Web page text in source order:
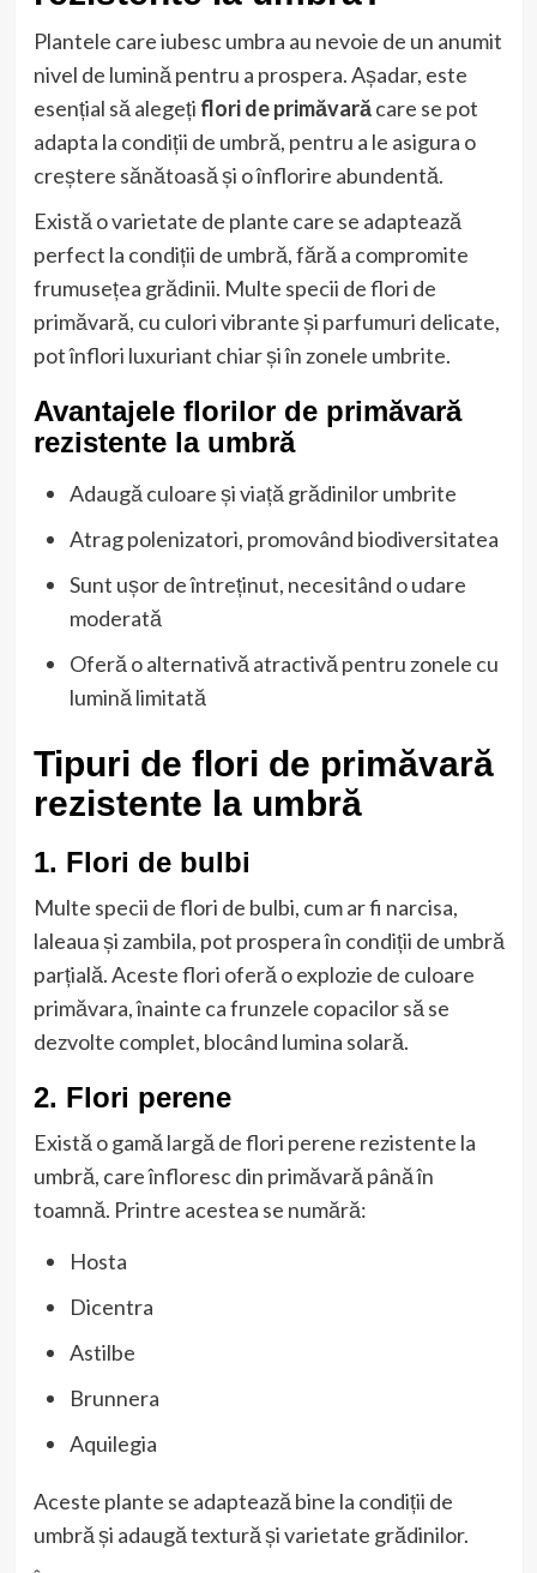
Plantele care iubesc umbra au nevoie de un anumit
nivel de lumină pentru a prospera. Așadar, este
esențial să alegeți flori de primăvarăcare se pot
adapta la condiții de umbră, pentru a le asigura o
creștere sănătoasă și o înflorire abundentă.
Există o varietate de plante care se adaptează
perfect la condiții de umbră, fără a compromite
frumusețea grădinii. Multe specii de flori de
primăvară, cu culori vibrante și parfumuri delicate,
pot înflori luxuriant chiar și în zonele umbrite.
Avantajele florilor de primăvară
rezistente la umbră
Adaugă culoare și viață grădinilor umbrite
Atrag polenizatori, promovând biodiversitatea
Sunt ușor de întreținut, necesitând o udare
moderată
Oferă o alternativă atractivă pentru zonele cu
lumină limitată
Tipuri de flori de primăvară
rezistente la umbră
1. Flori de bulbi
Multe specii de flori de bulbi, cum ar fi narcisa,
laleaua și zambila, pot prospera în condiții de umbră
parțială. Aceste flori oferă o explozie de culoare
primăvara, înainte ca frunzele copacilor să se
dezvolte complet, blocând lumina solară.
2. Flori perene
Există o gamă largă de flori perene rezistente la
umbră, care înfloresc din primăvară până în
toamnă. Printre acestea se numără:
Hosta
Dicentra
Astilbe
Brunnera
Aquilegia
Aceste plante se adaptează bine la condiții de
umbră și adaugă textură și varietate grădinilor.